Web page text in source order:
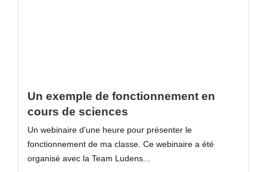
Un exemple de fonctionnement en
cours de sciences
Un webinaire d’une heure pour présenter le
fonctionnement de ma classe. Ce webinaire a été
organisé avec la Team Ludens...